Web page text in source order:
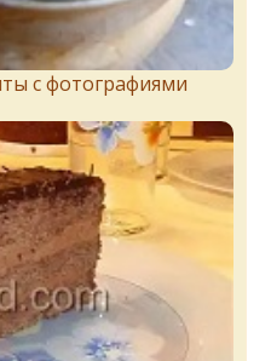
с фотографиями